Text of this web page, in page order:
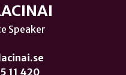
Speaker
11 420